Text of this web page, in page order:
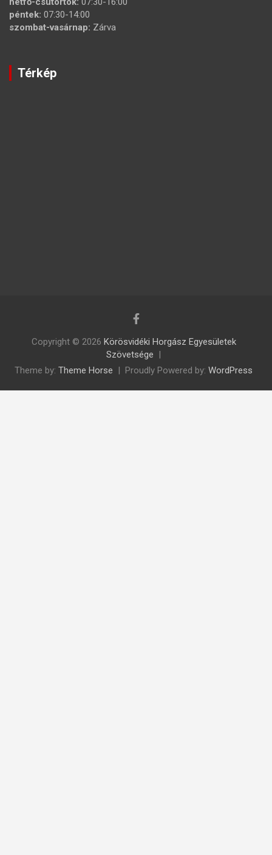
péntek: 07:30-14:00
szombat-vasárnap: Zárva
Térkép
Copyright © 2026 Körösvidéki Horgász Egyesületek
Szövetsége
Theme by: Theme Horse Proudly Powered by: WordPress